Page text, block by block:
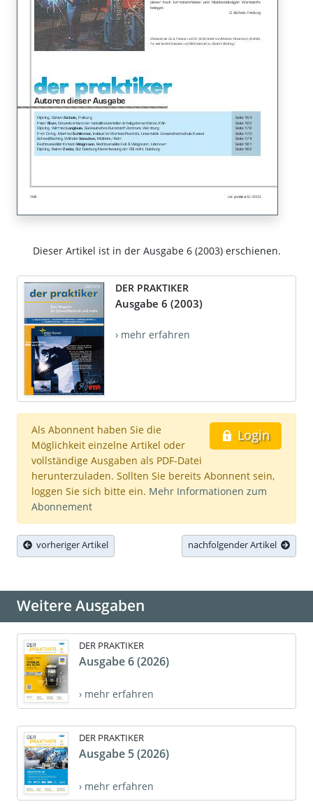
Dieser Artikel ist in der Ausgabe 6 (2003) erschienen.
DER PRAKTIKER
Ausgabe 6 (2003)
› mehr erfahren
Login
Als Abonnent haben Sie die
Möglichkeit einzelne Artikel oder
vollständige Ausgaben als PDF-Datei
herunterzuladen. Sollten Sie bereits Abonnent sein,
loggen Sie sich bitte ein. Mehr Informationen zum
Abonnement
vorheriger Artikel nachfolgender Artikel
Weitere Ausgaben
DER PRAKTIKER
Ausgabe 6 (2026)
› mehr erfahren
DER PRAKTIKER
Ausgabe 5 (2026)
› mehr erfahren